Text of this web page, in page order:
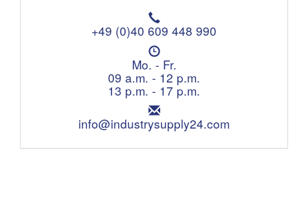
T
e
e
p
h
o
n
e
:
+49 (0)40 609 448 990
O
p
e
n
i
n
g
Mo. - Fr.
09 a.m. - 12 p.m.
13 p.m. - 17 p.m.
E
m
i
info@industrysupply24.com